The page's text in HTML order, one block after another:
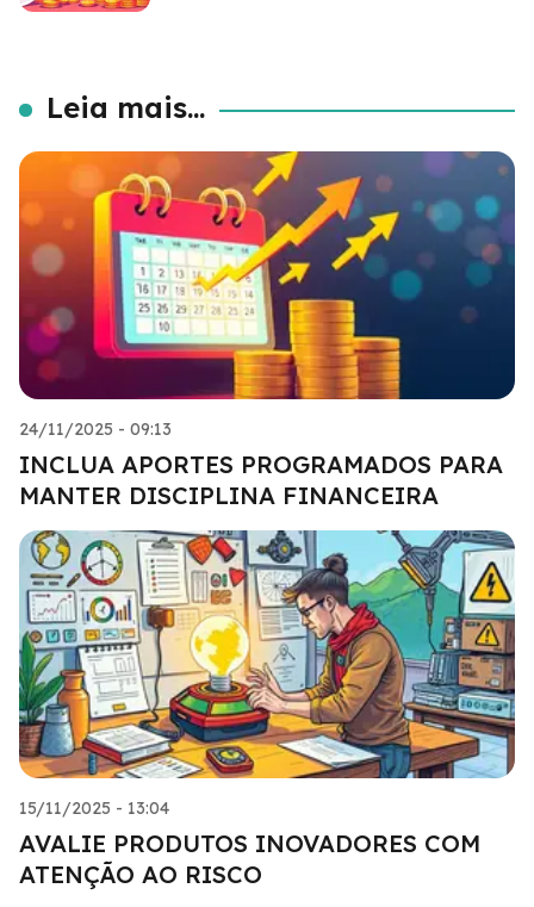
Leia mais...
24/11/2025 - 09:13
INCLUA APORTES PROGRAMADOS PARA
MANTER DISCIPLINA FINANCEIRA
15/11/2025 - 13:04
AVALIE PRODUTOS INOVADORES COM
ATENÇÃO AO RISCO